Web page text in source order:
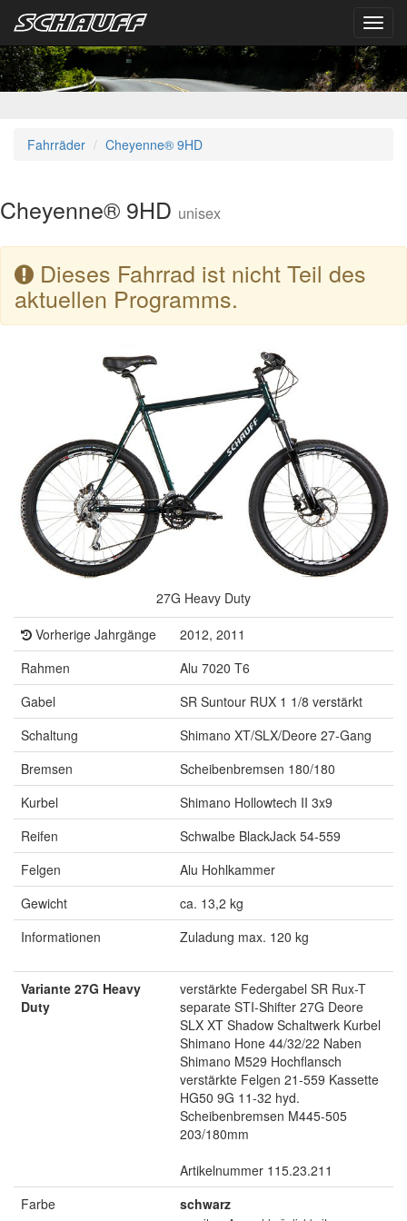
Fahrräder Cheyenne® 9HD
Cheyenne® 9HD unisex
Dieses Fahrrad ist nicht Teil des
aktuellen Programms.
27G Heavy Duty
Vorherige Jahrgänge
2012, 2011
Rahmen
Alu 7020 T6
Gabel
SR Suntour RUX 1 1/8 verstärkt
Schaltung
Shimano XT/SLX/Deore 27-Gang
Bremsen
Scheibenbremsen 180/180
Kurbel
Shimano Hollowtech II 3x9
Reifen
Schwalbe BlackJack 54-559
Felgen
Alu Hohlkammer
Gewicht
ca. 13,2 kg
Informationen
Zuladung max. 120 kg
Variante 27G Heavy
Duty
verstärkte Federgabel SR Rux-T
separate STI-Shifter 27G Deore
SLX XT Shadow Schaltwerk Kurbel
Shimano Hone 44/32/22 Naben
Shimano M529 Hochflansch
verstärkte Felgen 21-559 Kassette
HG50 9G 11-32 hyd.
Scheibenbremsen M445-505
203/180mm
Artikelnummer 115.23.211
Farbe
schwarz